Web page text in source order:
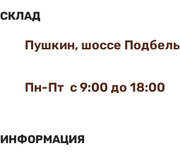
СКЛАД
Пушкин, шоссе
Пн-Пт с 9:00 до 18:00
ИНФОРМАЦИЯ